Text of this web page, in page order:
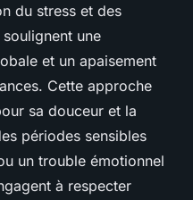
du stress et des
une
et un apaisement
Cette approche
sa douceur et la
périodes sensibles
un trouble émotionnel
à respecter